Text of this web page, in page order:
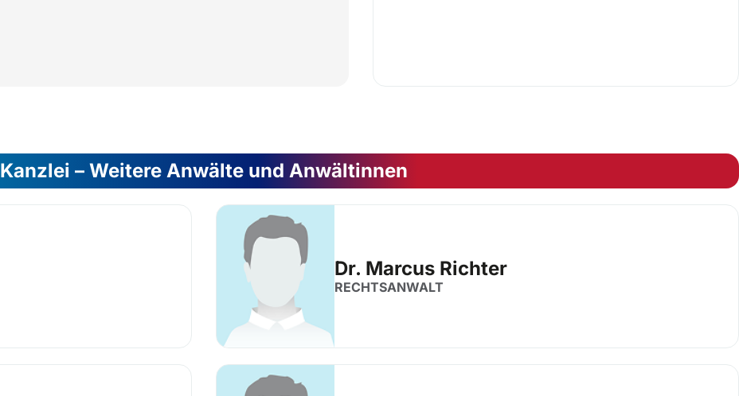
Kanzlei – Weitere Anwälte und Anwältinnen
Dr. Marcus Richter
RECHTSANWALT